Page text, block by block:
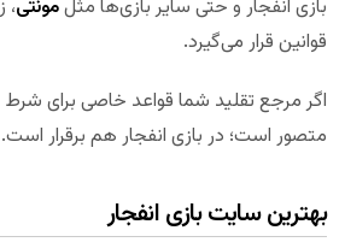
بازی انفجار و حتی سایر بازی‌ها مثلمونتی
قوانین قرار می‌گیرد.
اگر مرجع تقلید شما قواعد خاصی برای
متصور است؛ در بازی انفجار هم برقرار است.
بهترین سایت بازی انفجار